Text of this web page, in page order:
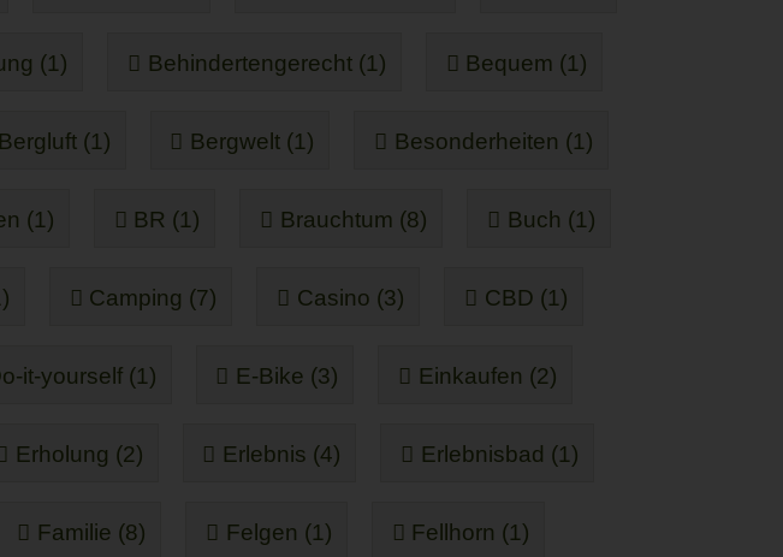
(1) Behindertengerecht (1) Bequem (1)
Bergluft (1) Bergwelt (1) Besonderheiten (1)
(1) BR (1) Brauchtum (8) Buch (1)
Camping (7) Casino (3) CBD (1)
it-yourself (1) E-Bike (3) Einkaufen (2)
Erholung (2) Erlebnis (4) Erlebnisbad (1)
Familie (8) Felgen (1) Fellhorn (1)